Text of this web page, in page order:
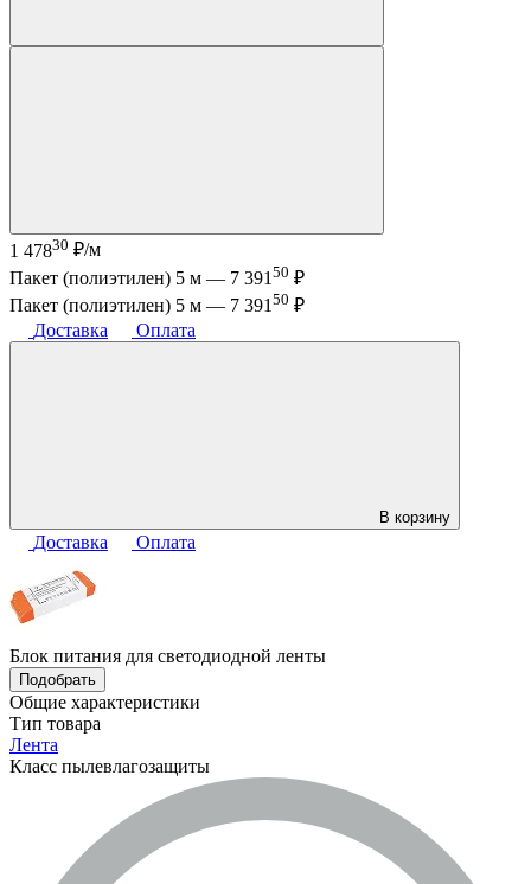
1 47830 ₽/м
Пакет (полиэтилен) 5 м — 7 391 50 ₽
Пакет (полиэтилен) 5 м — 7 391 50 ₽
Доставка
Оплата
В корзину
Доставка Оплата
Блок питания для светодиодной ленты
Подобрать
Общие характеристики
Тип товара
Лента
Класс пылевлагозащиты